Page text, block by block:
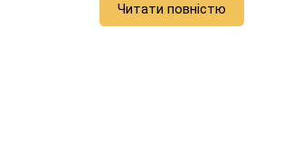
Читати повністю